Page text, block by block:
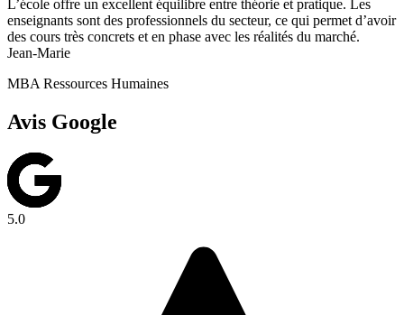
L’école offre un excellent équilibre entre théorie et pratique. Les
enseignants sont des professionnels du secteur, ce qui permet d’avoir
des cours très concrets et en phase avec les réalités du marché.
Jean-Marie
MBA Ressources Humaines
Avis Google
5.0